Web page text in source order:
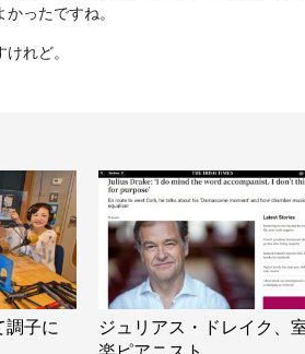
ったですね。
れど。
調子に
ジュリアス・ドレイク、